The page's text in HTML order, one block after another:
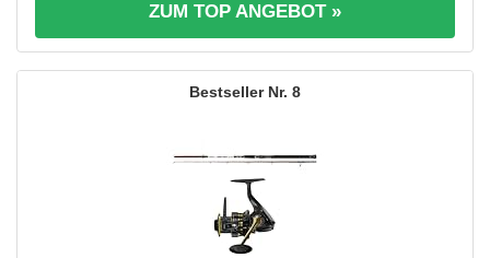
ZUM TOP ANGEBOT »
8